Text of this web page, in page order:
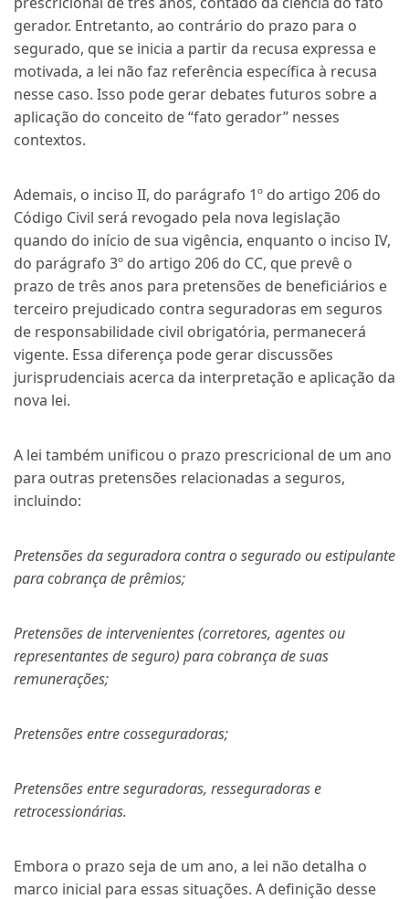
gerador. Entretanto, ao contrário do prazo para o
segurado, que se inicia a partir da recusa expressa e
motivada, a lei não faz referência específica à recusa
nesse caso. Isso pode gerar debates futuros sobre a
aplicação do conceito de “fato gerador” nesses
contextos.
Ademais, o inciso II, do parágrafo 1º do artigo 206 do
Código Civil será revogado pela nova legislação
quando do início de sua vigência, enquanto o inciso IV,
do parágrafo 3º do artigo 206 do CC, que prevê o
prazo de três anos para pretensões de beneficiários e
terceiro prejudicado contra seguradoras em seguros
de responsabilidade civil obrigatória, permanecerá
vigente. Essa diferença pode gerar discussões
jurisprudenciais acerca da interpretação e aplicação da
nova lei.
A lei também unificou o prazo prescricional de um ano
para outras pretensões relacionadas a seguros,
incluindo:
Pretensões da seguradora contra o segurado ou estipulante
para cobrança de prêmios;
Pretensões de intervenientes (corretores, agentes ou
representantes de seguro) para cobrança de suas
remunerações;
Pretensões entre cosseguradoras;
Pretensões entre seguradoras, resseguradoras e
retrocessionárias.
Embora o prazo seja de um ano, a lei não detalha o
marco inicial para essas situações. A definição desse